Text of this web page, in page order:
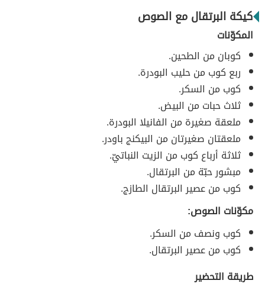
كيكة البرتقال مع الصوص
المكوّنات
كوبان من الطحين.
ربع كوب من حليب البودرة.
كوب من السكر.
ثلاث حبات من البيض.
ملعقة صغيرة من الفانيلا البودرة.
ملعقتان صغيرتان من البيكنج باودر.
ثلاثة أرباع كوب من الزيت النباتيّ.
مبشور حبّة من البرتقال.
كوب من عصير البرتقال الطازج.
مكوّنات الصوص:
كوب ونصف من السكر.
كوب من عصير البرتقال.
طريقة التحضير